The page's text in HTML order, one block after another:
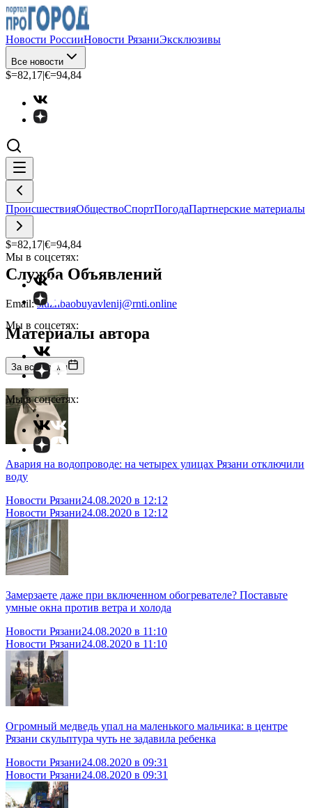
Новости РоссииНовости РязаниЭксклюзивы
Все новости
$=82,17|€=94,84
ПроисшествияОбществоСпортПогодаПартнерские материалы
$=82,17|€=94,84
Мы в соцсетях:
Мы в соцсетях:
Мы в соцсетях:
Служба Объявлений
Email: sluzhbaobuyavlenij@rnti.online
Материалы автора
За все время
Авария на водопроводе: на четырех улицах Рязани отключили
воду
Новости Рязани24.08.2020 в 12:12
Новости Рязани24.08.2020 в 12:12
Замерзаете даже при включенном обогревателе? Поставьте
умные окна против ветра и холода
Новости Рязани24.08.2020 в 11:10
Новости Рязани24.08.2020 в 11:10
Огромный медведь упал на маленького мальчика: в центре
Рязани скульптура чуть не задавила ребенка
Новости Рязани24.08.2020 в 09:31
Новости Рязани24.08.2020 в 09:31